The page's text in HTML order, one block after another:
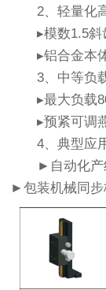
2、轻量化
▸模数1.5
▸铝合金本
3、中等负
▸最大负载
▸预紧可调
4、典型应
►自动化产
►包装机械同步